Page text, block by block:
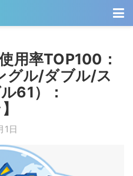
用率TOP100：
グル/ダブル/ス
61）：
1日